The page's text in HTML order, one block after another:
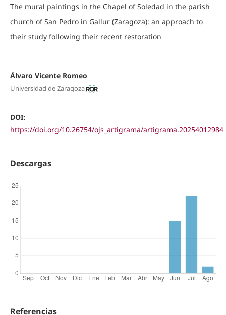
The mural paintings in the Chapel of Soledad in the parish
church of San Pedro in Gallur (Zaragoza): an approach to
their study following their recent restoration
Álvaro Vicente Romeo
Universidad de Zaragoza
DOI:
https://doi.org/10.26754/ojs_artigrama/artigrama.20254012984
Descargas
Referencias